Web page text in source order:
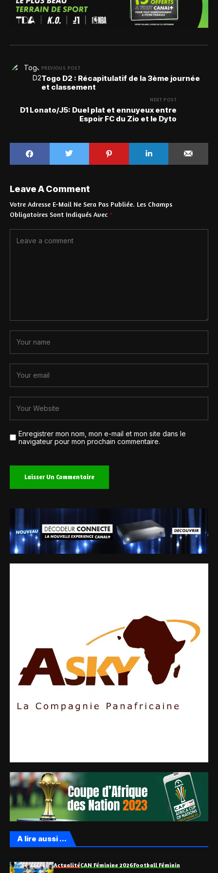
PREVIOUS POST
Togo D2 : Récapitulatif de la 3ème journée
et classement
NEXT POST
D1 Lonato/J5: Duel plat et ennuyeux entre
Espoir FC du Zio et le Dyto
Leave A Comment
Votre Adresse E-Mail Ne Sera Pas Publiée. Les Champs
Obligatoires Sont Indiqués Avec *
Enregistrer mon nom, mon e-mail et mon site dans le
navigateur pour mon prochain commentaire.
A lire aussi ...
ActualitéCAN Féminine 2026Football Féminin